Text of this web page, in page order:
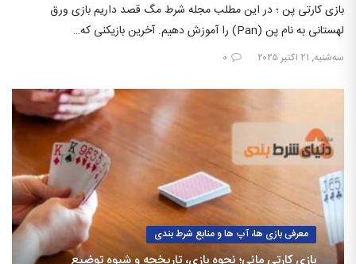
بازی کارتی پن ؛ در این مطلب مجله شرط مگ قصد داریم بازی ورق
لهستانی به نام پن (Pan) را آموزش دهیم. آخرین بازیکنی که…
سه‌شنبه, ۲۱ اکتبر ۲۰۲۵ ۰
معرفی بازی ها، آپ ها و منابع شرط بندی